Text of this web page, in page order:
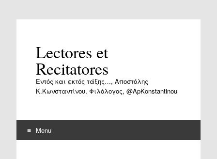
Lectores et
Recitatores
Εντός και εκτός τάξης…, Αποστόλης
Κ.Κωνσταντίνου, Φιλόλογος, @ApKonstantinou
Menu